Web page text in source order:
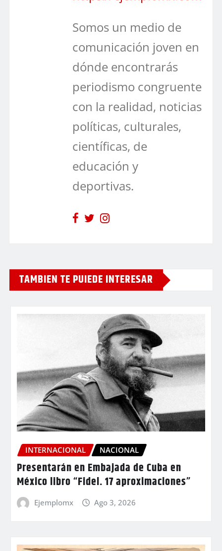
Somos un medio de
comunicación joven en
dónde encontrarás
periodismo congruente
con la realidad, noticias
políticas, culturales,
científicas, de
educación y
deportivas.
TAMBIEN TE PUIEDE INTERESAR
INTERNACIONAL NACIONAL
Presentarán en Embajada de Cuba en
México libro “Fidel. 17 aproximaciones”
Ejemplomx Ago 3, 2026